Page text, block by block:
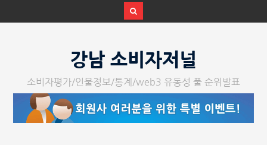
페스티벌’ 성황리에 막 내려
강남 소비자저널
소비자평가/인물정보/통계/web3 유동성 풀 순위발표